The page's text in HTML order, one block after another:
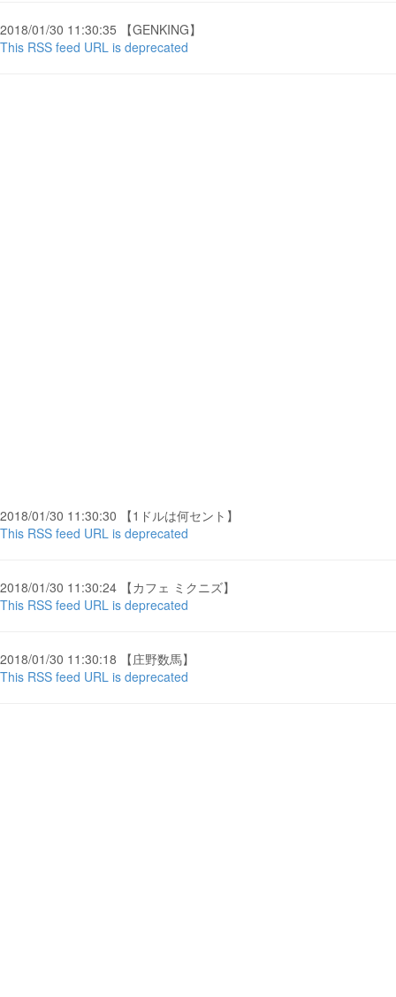
2018/01/30 11:30:35 【GENKING】
This RSS feed URL is deprecated
2018/01/30 11:30:30 【1ドルは何セント】
This RSS feed URL is deprecated
2018/01/30 11:30:24 【カフェ ミクニズ】
This RSS feed URL is deprecated
2018/01/30 11:30:18 【庄野数馬】
This RSS feed URL is deprecated